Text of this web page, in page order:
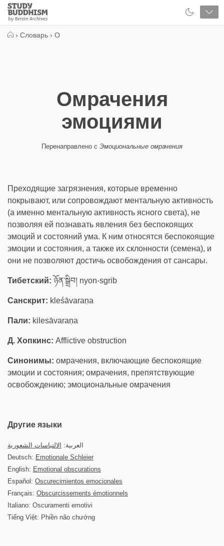
Close
Study
Buddhism
› Словарь › О
Омрачения
эмоциями
Перенаправлено с Эмоциональные омрачения
Преходящие загрязнения, которые временно
покрывают, или сопровождают ментальную активность
(а именно ментальную активность ясного света), не
позволяя ей познавать явления без беспокоящих
эмоций и состояний ума. К ним относятся беспокоящие
эмоции и состояния, а также их склонности (семена), и
они не позволяют достичь освобождения от сансары.
Тибетский: ཉོན་སྒྲིབ། nyon-sgrib
Санскрит: kleśāvaraṇa
Пали: kilesāvaraṇa
Д. Хопкинс: Afflictive obstruction
Синонимы: омрачения, включающие беспокоящие
эмоции и состояния; омрачения, препятствующие
освобождению; эмоциональные омрачения
Другие языки
العربية:
الالتباسات الشعورية
Deutsch: Emotionale Schleier
English: Emotional obscurations
Español: Oscurecimientos emocionales
Français: Obscurcissements émotionnels
Italiano: Oscuramenti emotivi
Tiếng Việt: Phiền não chướng